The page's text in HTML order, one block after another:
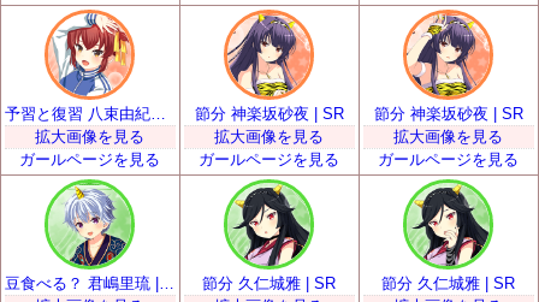
拡大画像を見る
ガールページを見る
節分 神楽坂砂夜 | SR
拡大画像を見る
ガールページを見る
節分 神楽坂砂夜 | SR
拡大画像を見る
ガールページを見る
節分 久仁城雅 | SR
節分 久仁城雅 | SR